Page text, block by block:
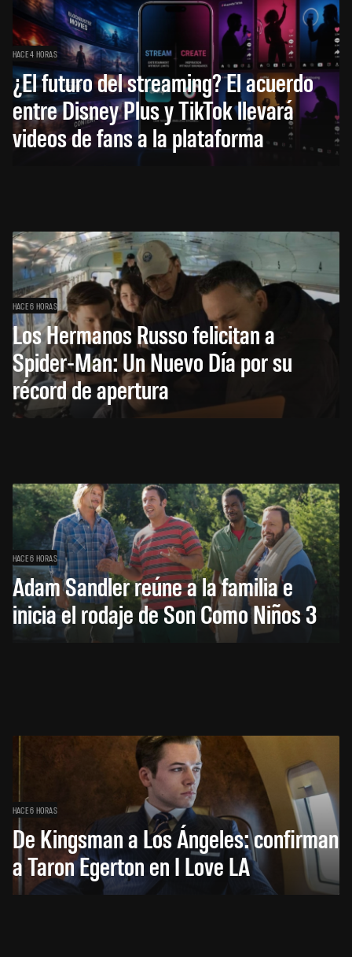
HACE 4 HORAS
¿El futuro del streaming? El acuerdo
entre Disney Plus y TikTok llevará
videos de fans a la plataforma
HACE 6 HORAS
Los Hermanos Russo felicitan a
Spider-Man: Un Nuevo Día por su
récord de apertura
HACE 6 HORAS
Adam Sandler reúne a la familia e
inicia el rodaje de Son Como Niños 3
HACE 6 HORAS
De Kingsman a Los Ángeles: confirman
a Taron Egerton en I Love LA